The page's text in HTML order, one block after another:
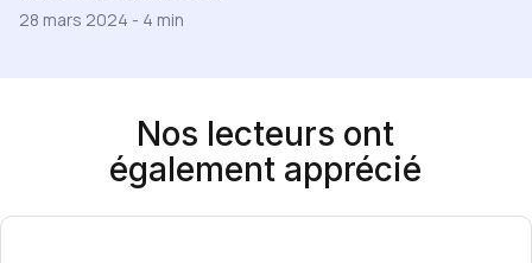
28 mars 2024 - 4 min
Nos lecteurs ont
également apprécié